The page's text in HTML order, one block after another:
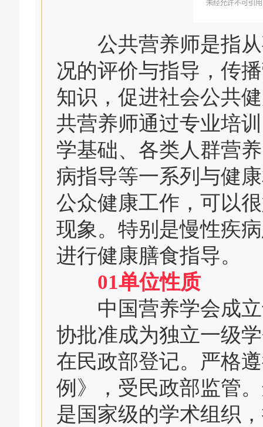
公共营养师是指从
况的评价与指导，传
知识，促进社会公共
共营养师通过专业培
学基础、各类人群营
病指导等一系列与健
公众健康工作，可以
现象。特别是慢性疾
进行健康膳食指导。
01单位性质
中国营养学会成立
协批准成为独立一级
在民政部登记。严格
例》，受民政部监管
是国家级的学术组织